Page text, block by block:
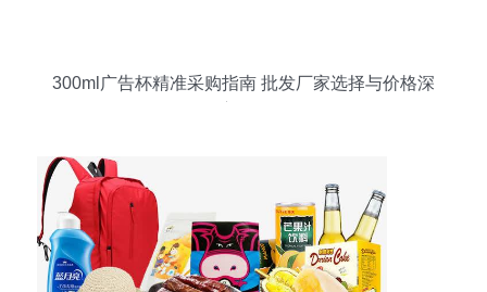
300ml广告杯精准采购指南 批发厂家选择与价格深